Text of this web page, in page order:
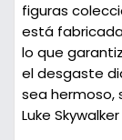
figuras
está
lo que
el desgaste
sea hermoso,
Luke